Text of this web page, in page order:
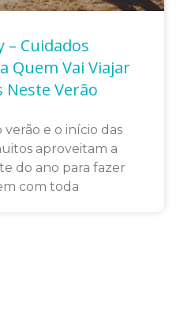
– Cuidados
Quem Vai Viajar
Neste Verão
e o início das
aproveitam a
do ano para fazer
com toda